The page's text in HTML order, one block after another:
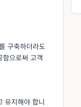
구축하더라도
으로써 고객
유지해야 합니